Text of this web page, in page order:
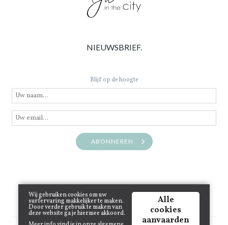
NIEUWSBRIEF.
Blijf op de hoogte
ABONNEREN
Wij gebruiken cookies om uw
surfervaring makkelijker te maken.
Door verder gebruik te maken van
deze website ga je hiermee akkoord.
Alle
cookies
aanvaarden